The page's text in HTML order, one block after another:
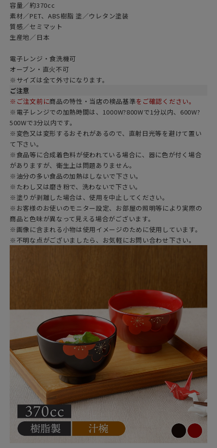
容量／約370cc
素材／PET、ABS樹脂 塗／ウレタン塗装
質感／セミマット
生産地／日本
電子レンジ・食洗機可
オーブン・直火不可
※サイズは全て外寸になります。
ご注意
※ご注文前に商品の特性・当店の検品基準をご確認ください。
※電子レンジでの加熱時間は、1000W?800Wで1分以内、600W?
500Wで3分以内です。
※変色又は変形するおそれがあるので、直射日光等を避けて置い
て下さい。
※食品等に合成着色料が使われている場合に、器に色が付く場合
がありますが、衛生上は問題ありません。
※油分の多い食品の加熱はしないで下さい。
※たわし又は磨き粉で、洗わないで下さい。
※塗りが剥離した場合は、使用を中止してください。
※お客様のお使いのモニター設定、お部屋の照明等により実際の
商品と色味が異なって見える場合がございます。
※画像に含まれる小物は使用イメージのために使用しています。
※不明な点がございましたら、お気軽にお問い合わせ下さい。